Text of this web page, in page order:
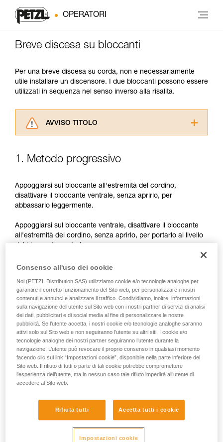
OPERATORI
Breve discesa su bloccanti
Per una breve discesa su corda, non è necessariamente
utile installare un discensore. I due bloccanti possono essere
utilizzati in sequenza nel senso inverso alla risalita.
AVVISO TITOLO
consultarlo. Dovete aver compreso le
capire queste ulteriori informazioni.
La padronanza di queste tecniche richiede una
formazione ed un addestramento specifico.
Verificate con un professionista la vostra
capacità di rifare la manovra, da soli, in piena
sicurezza, prima di riprodurla autonomamente.
Forniamo esempi di tecniche relative alla vostra
1. Metodo progressivo
Appoggiarsi sul bloccante all'estremità del cordino,
disattivare il bloccante ventrale, senza aprirlo, per
abbassarlo leggermente.
Appoggiarsi sul bloccante ventrale, disattivare il bloccante
all'estremità del cordino, senza aprirlo, per portarlo al livello
bloccanti
Consenso all'uso dei cookie
Noi (PETZL Distribution SAS) utilizziamo cookie e/o tecnologie analoghe per
garantire il corretto funzionamento del Sito web, per personalizzare i nostri
contenuti e annunci e analizzare il traffico. Condividiamo, inoltre, informazioni
sulla navigazione dell’utente sul Sito web con i nostri partner di servizi di analisi
dei dati, pubblicitari e di social media al fine di personalizzare le nostre
pubblicità. Se l’utente accetta, i nostri cookie e/o tecnologie analoghe saranno
attivi solo sul Sito web e non seguiranno l’utente su altri siti. I cookie e/o
tecnologie analoghe dei nostri partner seguiranno l’utente durante la
navigazione. L’utente può revocare il proprio consenso in qualsiasi momento
facendo clic sul link “Impostazioni cookie”, disponibile nella parte inferiore del
Sito web. Il rifiuto di tutti o parte di tali cookie potrebbe compromettere
l’esperienza dell’utente, ma in nessun caso tale rifiuto impedirà all’utente di
accedere al Sito web.
Rifiuta tutti Accetta tutti i cookie
Impostazioni cookie